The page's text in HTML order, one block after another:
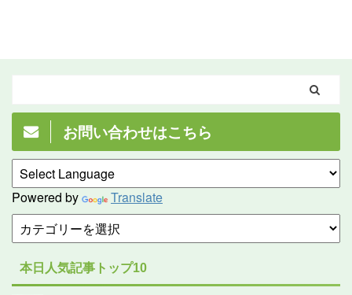
お問い合わせはこちら
Powered by Translate
本日人気記事トップ10